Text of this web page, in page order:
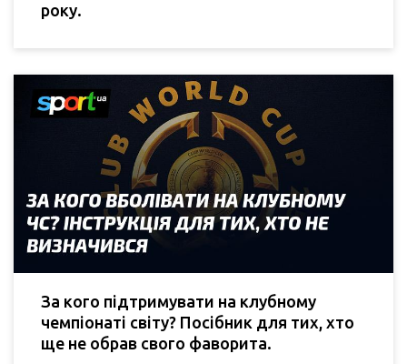
року.
За кого підтримувати на клубному
чемпіонаті світу? Посібник для тих, хто
ще не обрав свого фаворита.